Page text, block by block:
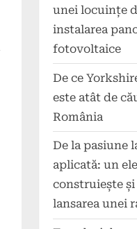
unei locuințe
instalarea
fotovoltaice
De ce
este atât de
România
De la pasiune
aplicată: un
construiește
lansarea unei